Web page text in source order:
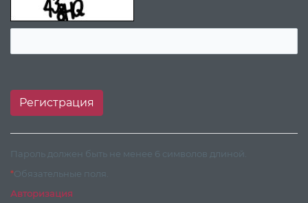
Пароль должен быть не менее 6 символов длиной.
*Обязательные поля.
Авторизация